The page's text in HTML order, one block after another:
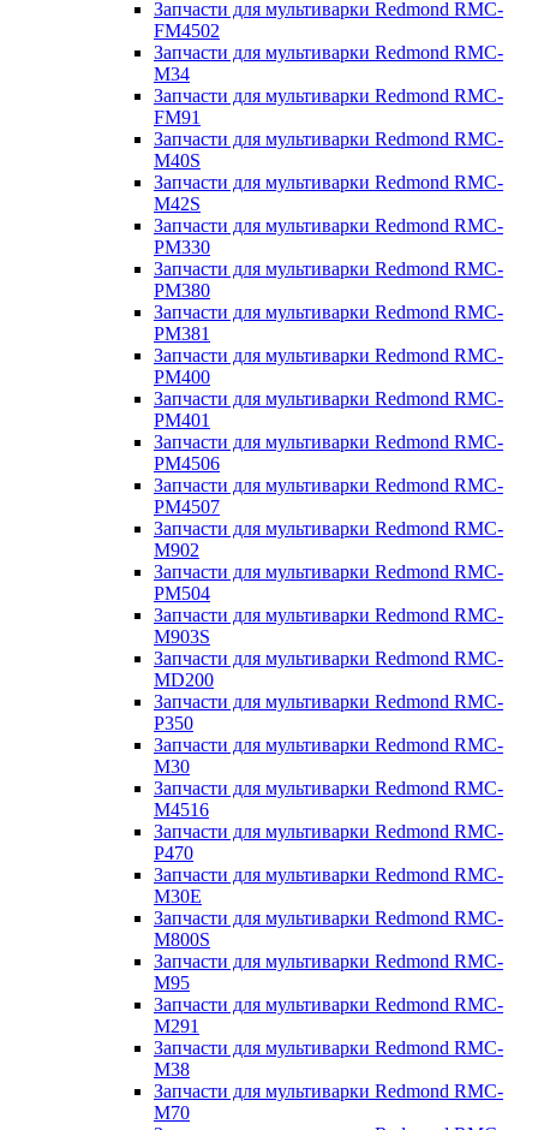
Запчасти для мультиварки Redmond RMC-
FM4502
Запчасти для мультиварки Redmond RMC-
M34
Запчасти для мультиварки Redmond RMC-
FM91
Запчасти для мультиварки Redmond RMC-
M40S
Запчасти для мультиварки Redmond RMC-
M42S
Запчасти для мультиварки Redmond RMC-
PM330
Запчасти для мультиварки Redmond RMC-
PM380
Запчасти для мультиварки Redmond RMC-
PM381
Запчасти для мультиварки Redmond RMC-
PM400
Запчасти для мультиварки Redmond RMC-
PM401
Запчасти для мультиварки Redmond RMC-
PM4506
Запчасти для мультиварки Redmond RMC-
PM4507
Запчасти для мультиварки Redmond RMC-
M902
Запчасти для мультиварки Redmond RMC-
PM504
Запчасти для мультиварки Redmond RMC-
M903S
Запчасти для мультиварки Redmond RMC-
MD200
Запчасти для мультиварки Redmond RMC-
P350
Запчасти для мультиварки Redmond RMC-
M30
Запчасти для мультиварки Redmond RMC-
M4516
Запчасти для мультиварки Redmond RMC-
P470
Запчасти для мультиварки Redmond RMC-
M30E
Запчасти для мультиварки Redmond RMC-
M800S
Запчасти для мультиварки Redmond RMC-
M95
Запчасти для мультиварки Redmond RMC-
M291
Запчасти для мультиварки Redmond RMC-
M38
Запчасти для мультиварки Redmond RMC-
M70